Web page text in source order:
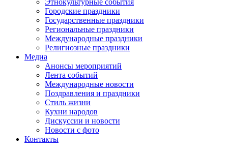
Этнокультурные события
Городские праздники
Государственные праздники
Региональные праздники
Международные праздники
Религиозные праздники
Медиа
Анонсы мероприятий
Лента событий
Международные новости
Поздравления и праздники
Cтиль жизни
Кухни народов
Дискуссии и новости
Новости с фото
Контакты